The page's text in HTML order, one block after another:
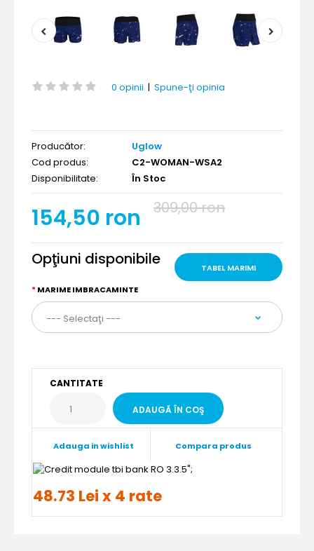
0 opinii | Spune-ţi opinia
Producător:
Uglow
Cod produs:
C2-WOMAN-WSA2
Disponibilitate:
În Stoc
154,50 ron 309,00 ron
TABEL MARIMI
Opţiuni disponibile
MARIME IMBRACAMINTE
CANTITATE
Adauga in wishlist Compara produs
";
48.73 Lei x 4 rate